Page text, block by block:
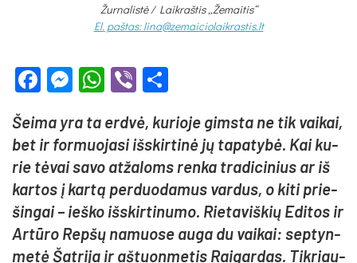
Žurnalistė / Laikraštis „Žemaitis“
El. paštas: lina@zemaiciolaikrastis.lt
Facebook
Messenger
WhatsApp
Viber
Šei­ma yra ta erd­vė, ku­rio­je gims­ta ne tik vai­kai,
bet ir for­muo­ja­si iš­skir­ti­nė jų ta­pa­ty­bė. Kai ku­
rie tė­vai sa­vo at­ža­loms ren­ka tra­di­ci­nius ar iš
kar­tos į kar­tą per­duo­da­mus var­dus, o ki­ti prie­
šin­gai – ieš­ko iš­skir­ti­nu­mo. Rie­ta­viš­kių Edi­tos ir
Ar­tū­ro Rep­šų na­muo­se au­ga du vai­kai: sep­tyn­
me­tė Šat­ri­ja ir aš­tuon­me­tis Rai­gar­das. Tik­riau­